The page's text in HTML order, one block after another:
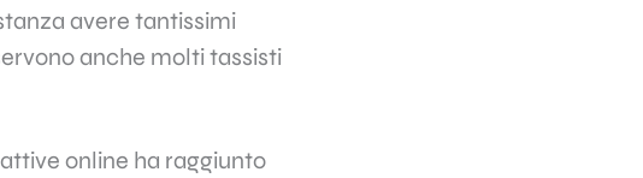
avere tantissimi
anche molti tassisti
online ha raggiunto